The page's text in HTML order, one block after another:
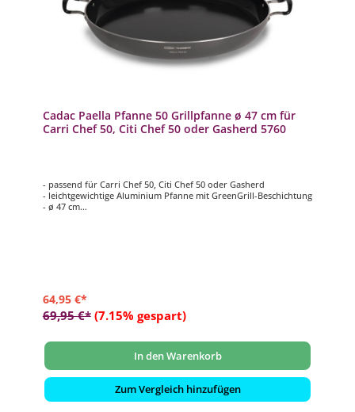
Cadac Paella Pfanne 50 Grillpfanne ø 47 cm für
Carri Chef 50, Citi Chef 50 oder Gasherd 5760
- passend für Carri Chef 50, Citi Chef 50 oder Gasherd
- leichtgewichtige Aluminium Pfanne mit GreenGrill-Beschichtung
- ø 47 cm
64,95 €*
69,95 €* (7.15% gespart)
In den Warenkorb
Zum Vergleich hinzufügen